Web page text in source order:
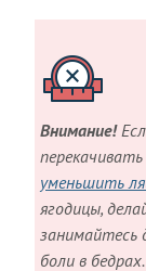
Внимание!
уменьшить
ягодицы,
занимайтесь
боли в